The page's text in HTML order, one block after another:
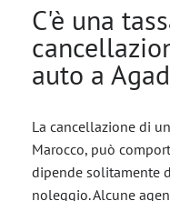
C'è una
auto a
La cancellazione di
Marocco, può
dipende solitamente
noleggio. Alcune